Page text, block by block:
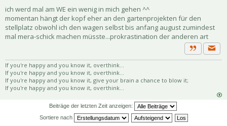
ich werd mal am WE ein wenig in mich gehen ^^
momentan hängt der kopf eher an den gartenprojekten für den
stellplatz obwohl ich den wagen selbst bis anfang august zumindest
mal mera-schick machen müsste...prokrastination der anderen art
Zitat
If you're happy and you know it, overthink...
If you're happy and you know it, overthink...
If you're happy and you know it, give your brain a chance to blow it;
If you're happy and you know it, overthink...
Beiträge der letzten Zeit anzeigen:
Sortiere nach